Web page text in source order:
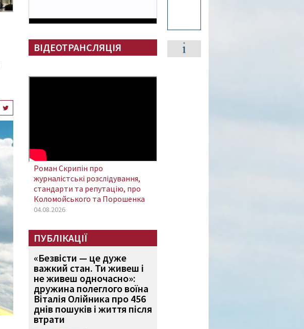
ВІДЕОТРАНСЛЯЦІЯ
Роман Скрипін про
журналістські розслідування,
стандарти та репутацію, про
Коломойського та Порошенка
04.08.2026
ПУБЛІКАЦІЇ
«Безвісти — це дуже
важкий стан. Ти живеш і
не живеш одночасно»:
дружина полеглого воїна
Віталія Олійника про 456
днів пошуків і життя після
втрати